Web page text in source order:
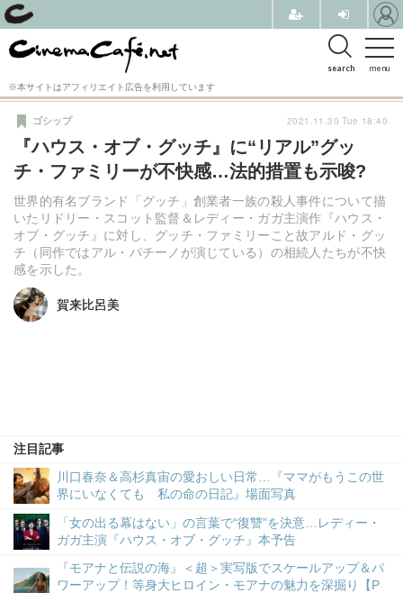
menu
search
※本サイトはアフィリエイト広告を利用しています
『ハウス・オブ・グッチ』に“リアル”グッ
チ・ファミリーが不快感…法的措置も示唆?
世界的有名ブランド「グッチ」創業者一族の殺人事件について描
いたリドリー・スコット監督＆レディー・ガガ主演作『ハウス・
オブ・グッチ』に対し、グッチ・ファミリーこと故アルド・グッ
チ（同作ではアル・パチーノが演じている）の相続人たちが不快
感を示した。
ゴシップ
賀来比呂美
賀来比呂美
注目記事
川口春奈＆高杉真宙の愛おしい日常…『ママがもうこの世
界にいなくても 私の命の日記』場面写真
「女の出る幕はない」の言葉で“復讐”を決意…レディー・
ガガ主演『ハウス・オブ・グッチ』本予告
『モアナと伝説の海』＜超＞実写版でスケールアップ＆パ
ワーアップ！等身大ヒロイン・モアナの魅力を深掘り【P
2021.11.30 Tue 18:40